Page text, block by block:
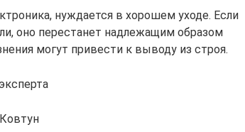
нуждается в хорошем уходе. Если
оно перестанет надлежащим образом
могут привести к выводу из строя.